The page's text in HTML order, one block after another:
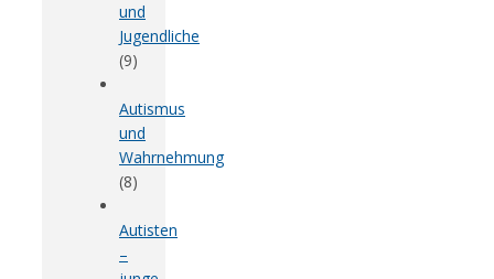
und
Jugendliche
(9)
Autismus
und
Wahrnehmung
(8)
Autisten
–